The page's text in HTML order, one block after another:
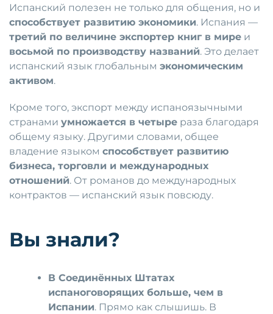
Испанский полезен не только для общения, но и
способствует развитию экономики. Испания —
третий по величине экспортер книг в мире и
восьмой по производству названий. Это делает
испанский язык глобальным экономическим
активом.
Кроме того, экспорт между испаноязычными
странами умножается в четыре раза благодаря
общему языку. Другими словами, общее
владение языком способствует развитию
бизнеса, торговли и международных
отношений. От романов до международных
контрактов — испанский язык повсюду.
Вы знали?
В Соединённых Штатах
испаноговорящих больше, чем в
Испании. Прямо как слышишь. В